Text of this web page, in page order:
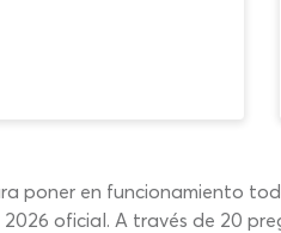
poner en funcionamiento
oficial. A través de 20